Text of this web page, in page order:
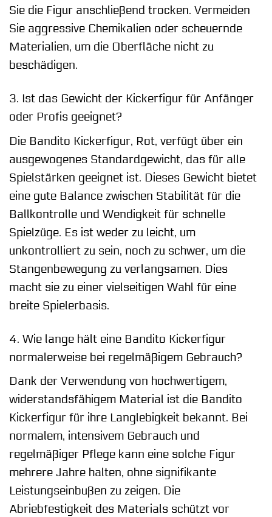
Sie die Figur anschließend trocken. Vermeiden
Sie aggressive Chemikalien oder scheuernde
Materialien, um die Oberfläche nicht zu
beschädigen.
3. Ist das Gewicht der Kickerfigur für Anfänger
oder Profis geeignet?
Die Bandito Kickerfigur, Rot, verfügt über ein
ausgewogenes Standardgewicht, das für alle
Spielstärken geeignet ist. Dieses Gewicht bietet
eine gute Balance zwischen Stabilität für die
Ballkontrolle und Wendigkeit für schnelle
Spielzüge. Es ist weder zu leicht, um
unkontrolliert zu sein, noch zu schwer, um die
Stangenbewegung zu verlangsamen. Dies
macht sie zu einer vielseitigen Wahl für eine
breite Spielerbasis.
4. Wie lange hält eine Bandito Kickerfigur
normalerweise bei regelmäßigem Gebrauch?
Dank der Verwendung von hochwertigem,
widerstandsfähigem Material ist die Bandito
Kickerfigur für ihre Langlebigkeit bekannt. Bei
normalem, intensivem Gebrauch und
regelmäßiger Pflege kann eine solche Figur
mehrere Jahre halten, ohne signifikante
Leistungseinbußen zu zeigen. Die
Abriebfestigkeit des Materials schützt vor